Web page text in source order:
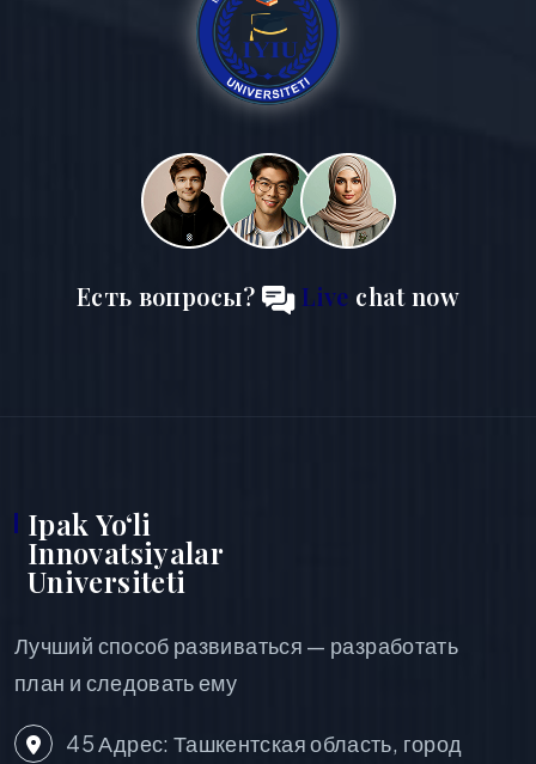
Есть вопросы? Live chat now
Ipak Yo‘li
Innovatsiyalar
Universiteti
Лучший способ развиваться — разработать
план и следовать ему
45 Адрес: Ташкентская область, город